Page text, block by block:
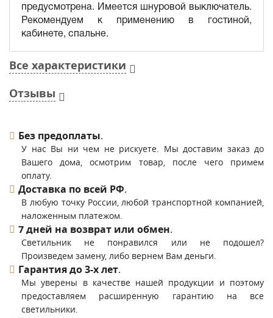
предусмотрена. Имеется шнуровой выключатель.
Рекомендуем к применению в гостиной,
кабинете, спальне.
Все характеристики
Отзывы
Без предоплаты.
У нас Вы ни чем не рискуете. Мы доставим заказ до
Вашего дома, осмотрим товар, после чего примем
оплату.
Доставка по всей РФ.
В любую точку России, любой транспортной компанией,
наложенным платежом.
7 дней на возврат или обмен.
Светильник не понравился или не подошел?
Произведем замену, либо вернем Вам деньги.
Гарантия до 3-х лет.
Мы уверены в качестве нашей продукции и поэтому
предоставляем расширенную гарантию на все
светильники.